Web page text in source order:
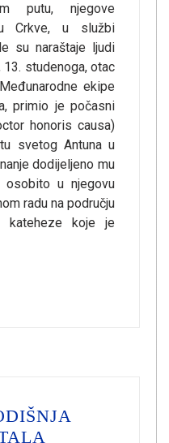
putu, njegove
Crkve, u službi
su naraštaje ljudi
studenoga, otac
ekipe
primio je počasni
honoris causa)
svetog Antuna u
dodijeljeno mu
u njegovu
radu na području
kateheze koje je